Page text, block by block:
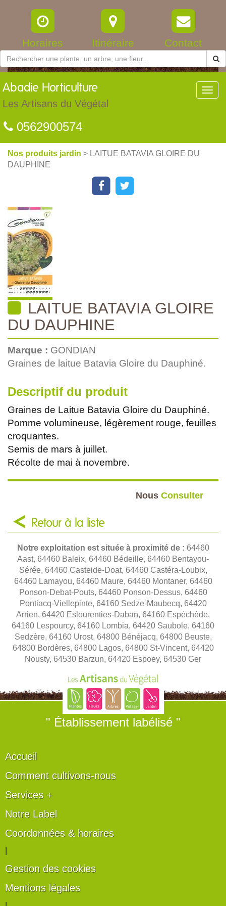
Horaires Itinéraire Contact
Abadie Horticulture
Les Artisans du Végétal
0562900574
Nos produits jardin > LAITUE BATAVIA GLOIRE DU
DAUPHINE
LAITUE BATAVIA GLOIRE
DU DAUPHINE
Marque : GONDIAN
Graines de laitue Batavia Gloire du Dauphiné.
Descriptif du produit
Graines de Laitue Batavia Gloire du Dauphiné.
Pomme volumineuse, légèrement rouge, feuilles
croquantes.
Semis de mars à juillet.
Récolte de mai à novembre.
Nous Consulter
Retour à la liste
Notre exploitation est située à proximité de : 64460
Aast, 64460 Baleix, 64460 Bédeille, 64460 Bentayou-
Sérée, 64460 Casteide-Doat, 64460 Castéra-Loubix,
64460 Lamayou, 64460 Maure, 64460 Montaner, 64460
Ponson-Debat-Pouts, 64460 Ponson-Dessus, 64460
Pontiacq-Viellepinte, 64160 Sedze-Maubecq, 64420
Arrien, 64420 Eslourenties-Daban, 64160 Espéchède,
64160 Lespourcy, 64160 Lombia, 64420 Saubole, 64160
Sedzère, 64160 Urost, 64800 Bénéjacq, 64800 Beuste,
64800 Bordères, 64800 Lagos, 64800 St-Vincent, 64420
Nousty, 64530 Barzun, 64420 Espoey, 64530 Ger
" Établissement labélisé "
Accueil
Comment cultivons-nous
Services +
Notre Label
Coordonnées & horaires
Gestion des cookies
Mentions légales